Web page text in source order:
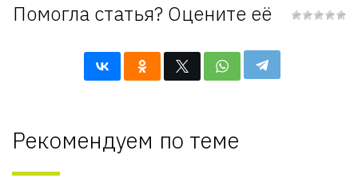
Помогла статья? Оцените её
Рекомендуем по теме